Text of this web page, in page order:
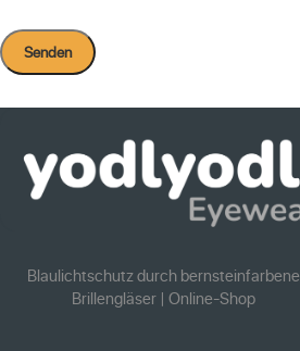
Alternative:
Blaulichtschutz durch bernsteinfarbene
Brillengläser | Online-Shop